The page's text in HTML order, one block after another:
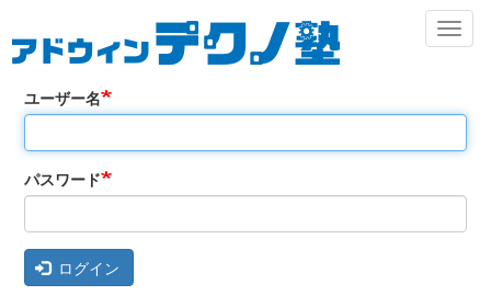
イ
ン
Primary
tabs
ユーザー名
パスワード
ログイン